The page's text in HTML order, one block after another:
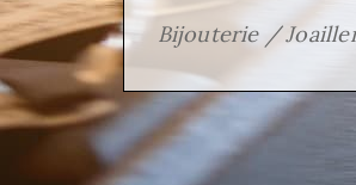
Bijouterie /